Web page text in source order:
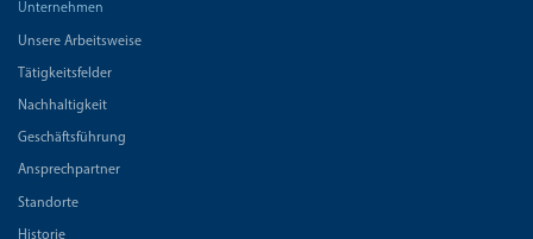
Unternehmen
Unsere Arbeitsweise
Tätigkeitsfelder
Nachhaltigkeit
Geschäftsführung
Ansprechpartner
Standorte
Historie